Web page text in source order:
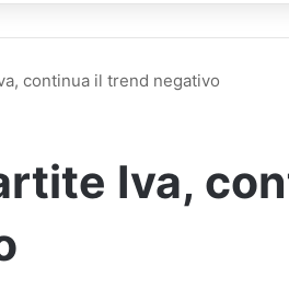
continua il trend negativo
Iva,